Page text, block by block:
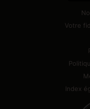
Votre
Index